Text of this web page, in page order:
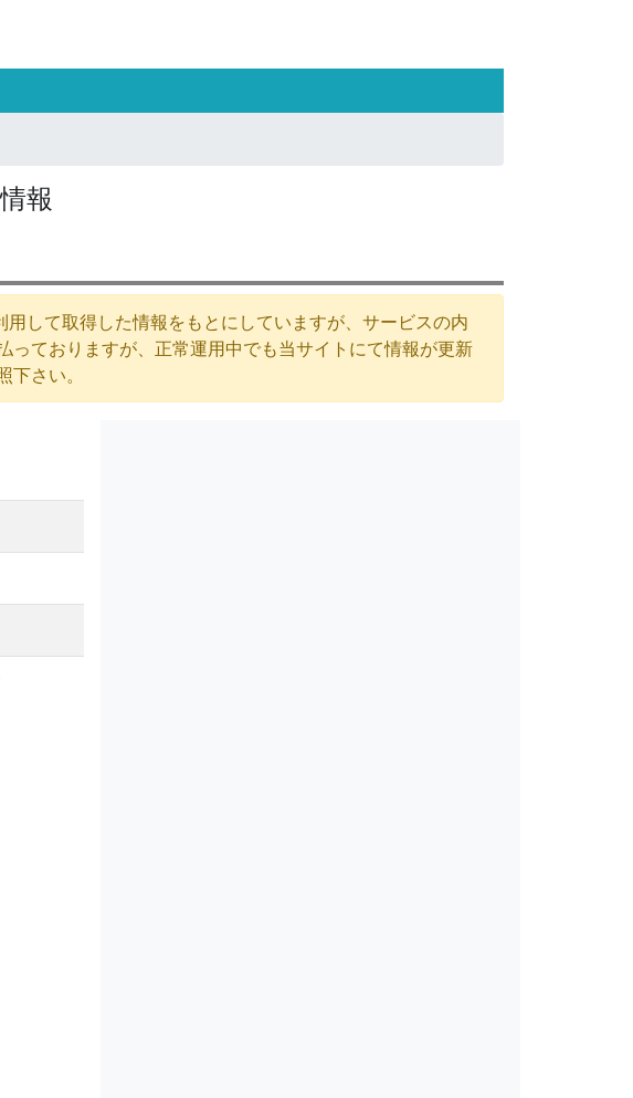
報
して取得した情報をもとにしていますが、サービスの内
ておりますが、正常運用中でも当サイトにて情報が更新
下さい。